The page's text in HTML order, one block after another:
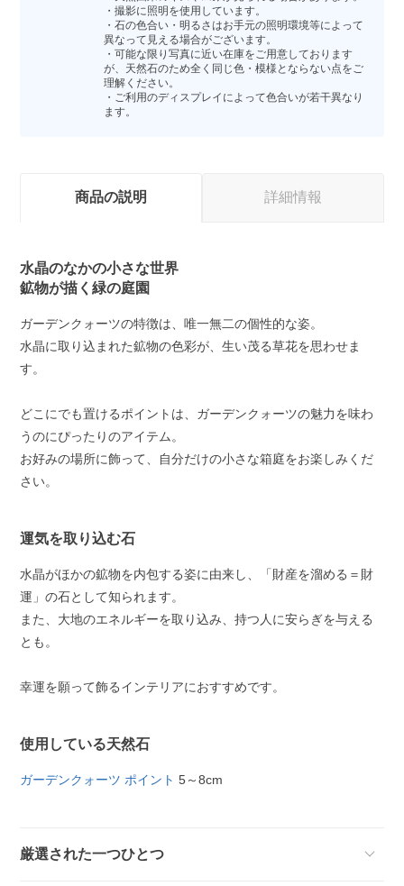
・撮影に照明を使用しています。
・石の色合い・明るさはお手元の照明環境等によって
異なって見える場合がございます。
・可能な限り写真に近い在庫をご用意しております
が、天然石のため全く同じ色・模様とならない点をご
理解ください。
・ご利用のディスプレイによって色合いが若干異なり
ます。
商品の説明 詳細情報
水晶のなかの小さな世界
鉱物が描く緑の庭園
ガーデンクォーツの特徴は、唯一無二の個性的な姿。
水晶に取り込まれた鉱物の色彩が、生い茂る草花を思わせま
す。
どこにでも置けるポイントは、ガーデンクォーツの魅力を味わ
うのにぴったりのアイテム。
お好みの場所に飾って、自分だけの小さな箱庭をお楽しみくだ
さい。
運気を取り込む石
水晶がほかの鉱物を内包する姿に由来し、「財産を溜める＝財
運」の石として知られます。
また、大地のエネルギーを取り込み、持つ人に安らぎを与える
とも。
幸運を願って飾るインテリアにおすすめです。
使用している天然石
ガーデンクォーツ ポイント 5～8cm
厳選された一つひとつ